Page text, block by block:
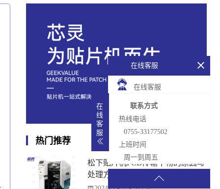
热门推荐
松下贴片机PCB传输不畅的原因与
处理方法
在线客服
在线客服
联系方式
热线电话
0755-33177502
上班时间
周一到周五
在
线
客
服